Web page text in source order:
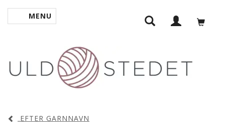
SKIFTE NAVIGATION
MENU
EFTER GARNNAVN